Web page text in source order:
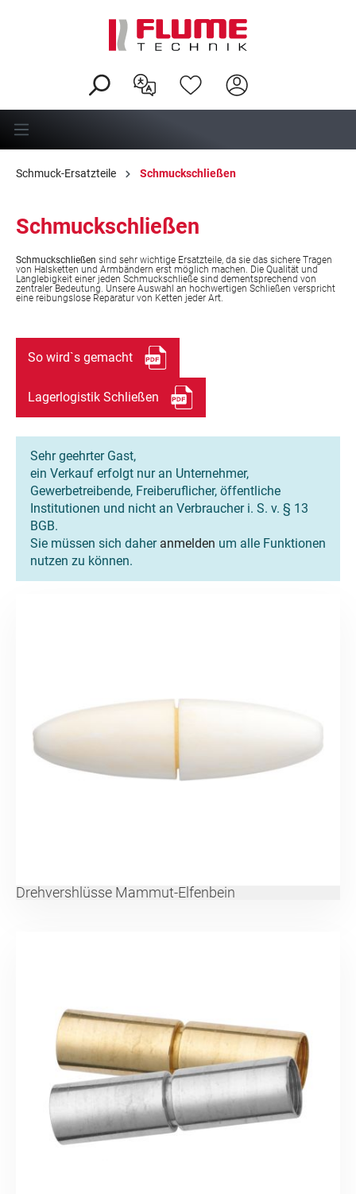
Schmuck-Ersatzteile Schmuckschließen
Schmuckschließen
Schmuckschließen sind sehr wichtige Ersatzteile, da sie das sichere Tragen
von Halsketten und Armbändern erst möglich machen. Die Qualität und
Langlebigkeit einer jeden Schmuckschließe sind dementsprechend von
zentraler Bedeutung. Unsere Auswahl an hochwertigen Schließen verspricht
eine reibungslose Reparatur von Ketten jeder Art.
So wird`s gemacht
Lagerlogistik Schließen
Sehr geehrter Gast,
ein Verkauf erfolgt nur an Unternehmer,
Gewerbetreibende, Freiberuflicher, öffentliche
Institutionen und nicht an Verbraucher i. S. v. § 13
BGB.
Sie müssen sich daher anmelden um alle Funktionen
nutzen zu können.
Drehvershlüsse Mammut-Elfenbein